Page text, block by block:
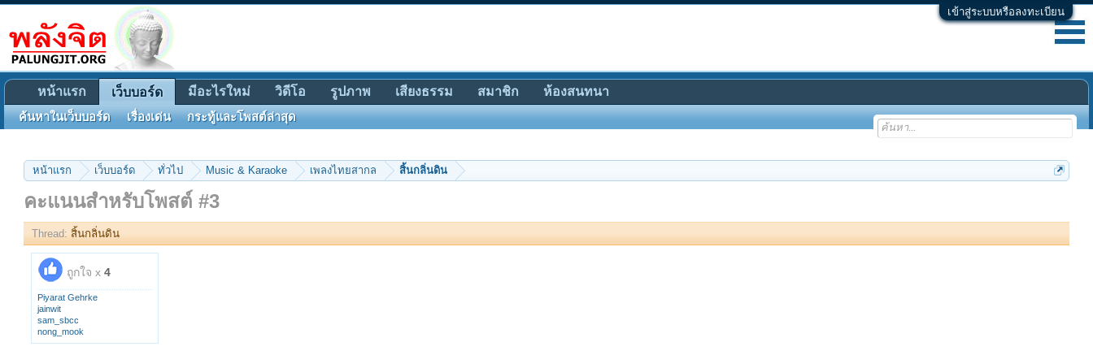
เข้าสู่ระบบหรือลงทะเบียน
หน้าแรก เว็บบอร์ด ทั่วไป Music & Karaoke เพลงไทยสากล สิ้นกลิ่นดิน
คะแนนสำหรับโพสต์ #3
Thread: สิ้นกลิ่นดิน
ถูกใจ x 4
Piyarat Gehrke
jainwit
sam_sbcc
nong_mook
หน้าแรก เว็บบอร์ด
ค้นหาในเว็บบอร์ด เรื่องเด่น กระทู้และโพสต์ล่าสุด
มีอะไรใหม่ วิดีโอ รูปภาพ เสียงธรรม สมาชิก ห้องสนทนา